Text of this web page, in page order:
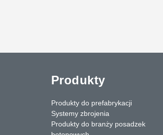
Produkty
Produkty do prefabrykacji
Systemy zbrojenia
Produkty do branży posadzek